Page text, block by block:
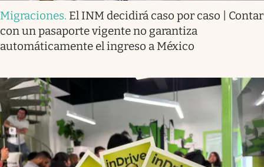
Migraciones. El INM decidirá caso por caso | Contar
con un pasaporte vigente no garantiza
automáticamente el ingreso a México